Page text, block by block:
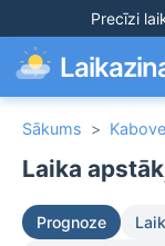
Precīzi
Sākums >
Laika
Prognoze